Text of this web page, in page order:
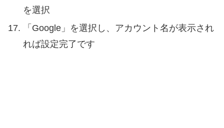
を選択
「Google」を選択し、アカウント名が表示され
れば設定完了です